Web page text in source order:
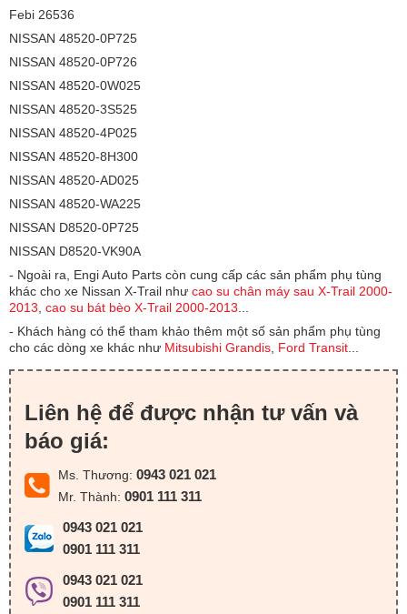
Febi 26536
NISSAN 48520-0P725
NISSAN 48520-0P726
NISSAN 48520-0W025
NISSAN 48520-3S525
NISSAN 48520-4P025
NISSAN 48520-8H300
NISSAN 48520-AD025
NISSAN 48520-WA225
NISSAN D8520-0P725
NISSAN D8520-VK90A
- Ngoài ra, Engi Auto Parts còn cung cấp các sản phẩm phụ tùng
khác cho xe Nissan X-Trail như cao su chân máy sau X-Trail 2000-
2013 cao su bát bèo X-Trail 2000-2013
- Khách hàng có thể tham khảo thêm một số sản phẩm phụ tùng
cho các dòng xe khác như Mitsubishi Grandis Ford Transit
Liên hệ để được nhận tư vấn và
báo giá:
Ms. Thương: 0943 021 021
Mr. Thành: 0901 111 311
0943 021 021
0901 111 311
0943 021 021
0901 111 311